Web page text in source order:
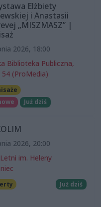
Elżbiety
i Anastasii
„MISZMASZ” |
2026, 18:00
Biblioteka Publiczna,
(ProMedia)
Już dziś
2026, 20:00
im. Heleny
Już dziś